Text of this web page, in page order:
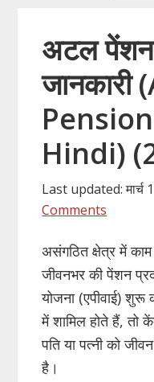
अटल पेंशन
जानकारी
Hindi)
Last updated:
Comments
असंगठित क्षेत्र में
जीवनभर की पेंशन
योजना (एपीवाई)
में शामिल होते हैं,
पति या पत्नी को
है।